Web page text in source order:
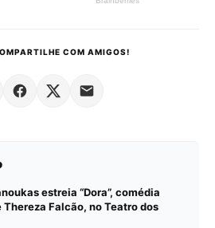
COM AMIGOS!
estreia “Dora”, comédia
Thereza Falcão, no Teatro dos